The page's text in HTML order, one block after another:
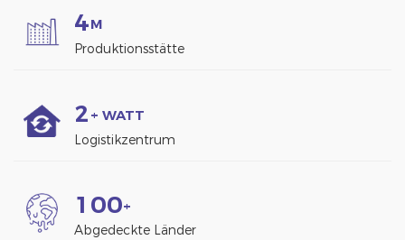
4M
Produktionsstätte
2 + WATT
Logistikzentrum
1 00+
Abgedeckte Länder